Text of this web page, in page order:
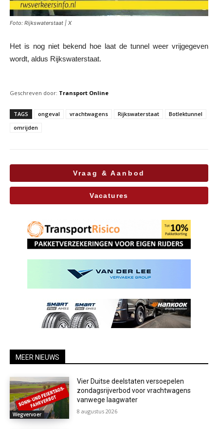
Foto: Rijkswaterstaat | X
Het is nog niet bekend hoe laat de tunnel weer vrijgegeven
wordt, aldus Rijkswaterstaat.
Geschreven door: Transport Online
TAGS ongeval vrachtwagens Rijkswaterstaat
Botlektunnel
omrijden
Vraag & Aanbod
Vacatures
MEER NIEUWS
Wegvervoer
Vier Duitse deelstaten versoepelen
zondagsrijverbod voor vrachtwagens
vanwege laagwater
8 augustus 2026